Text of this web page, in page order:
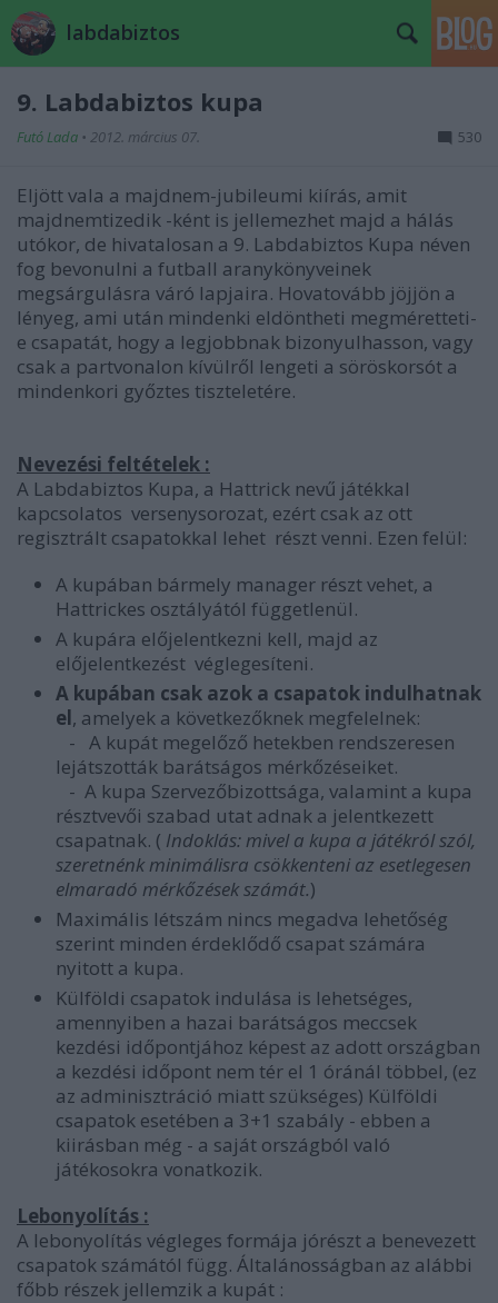
labdabiztos
9. Labdabiztos kupa
Futó Lada • 2012. március 07. 530
Eljött vala a majdnem-jubileumi kiírás, amit
majdnemtizedik -ként is jellemezhet majd a hálás
utókor, de hivatalosan a 9. Labdabiztos Kupa néven
fog bevonulni a futball aranykönyveinek
megsárgulásra váró lapjaira. Hovatovább jöjjön a
lényeg, ami után mindenki eldöntheti megméretteti-
e csapatát, hogy a legjobbnak bizonyulhasson, vagy
csak a partvonalon kívülről lengeti a söröskorsót a
mindenkori győztes tiszteletére.
Nevezési feltételek :
A Labdabiztos Kupa, a Hattrick nevű játékkal
kapcsolatos versenysorozat, ezért csak az ott
regisztrált csapatokkal lehet részt venni. Ezen felül:
A kupában bármely manager részt vehet, a
Hattrickes osztályától függetlenül.
A kupára előjelentkezni kell, majd az
előjelentkezést véglegesíteni.
A kupában csak azok a csapatok indulhatnak
el, amelyek a következőknek megfelelnek:
- A kupát megelőző hetekben rendszeresen
lejátszották barátságos mérkőzéseiket.
- A kupa Szervezőbizottsága, valamint a kupa
résztvevői szabad utat adnak a jelentkezett
csapatnak. ( Indoklás: mivel a kupa a játékról szól,
szeretnénk minimálisra csökkenteni az esetlegesen
elmaradó mérkőzések számát.)
Maximális létszám nincs megadva lehetőség
szerint minden érdeklődő csapat számára
nyitott a kupa.
Külföldi csapatok indulása is lehetséges,
amennyiben a hazai barátságos meccsek
kezdési időpontjához képest az adott országban
a kezdési időpont nem tér el 1 óránál többel, (ez
az adminisztráció miatt szükséges) Külföldi
csapatok esetében a 3+1 szabály - ebben a
kiirásban még - a saját országból való
játékosokra vonatkozik.
Lebonyolítás :
A lebonyolítás végleges formája jórészt a benevezett
csapatok számától függ. Általánosságban az alábbi
főbb részek jellemzik a kupát :